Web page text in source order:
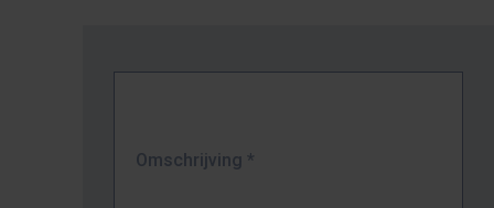
Omschrijving *